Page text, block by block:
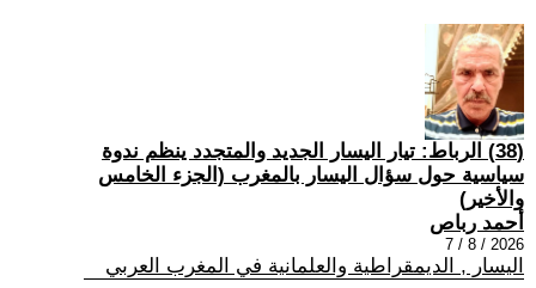
(38) الرباط: تيار اليسار الجديد والمتجدد ينظم ندوة
سياسية حول سؤال اليسار بالمغرب (الجزء الخامس
والأخير)
أحمد رباص
2026 / 8 / 7
اليسار , الديمقراطية والعلمانية في المغرب العربي